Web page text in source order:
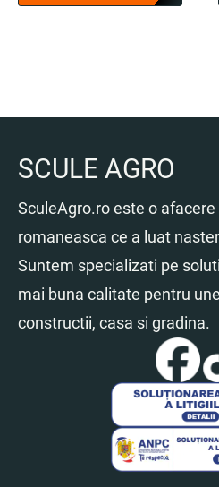
SCULE AGRO
SculeAgro.ro este o
romaneasca ce a luat
Suntem specializati pe
mai buna calitate pentru
constructii, casa si gradina.